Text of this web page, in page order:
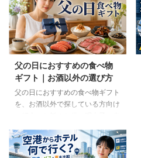
に分かりやすく紹介します。
父の日におすすめの食べ物
ギフト｜お酒以外の選び方
父の日におすすめの食べ物ギフト
を、お酒以外で探している方向け
など、父の好みに合わせた選び方
と注意点を解説します。